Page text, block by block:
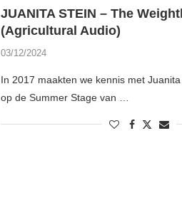
JUANITA STEIN – The
(Agricultural Audio)
03/12/2024
In 2017 maakten we kennis met
op de Summer Stage van …